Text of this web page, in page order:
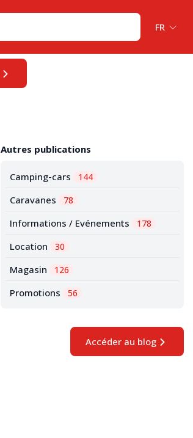
FR
Autres publications
Camping-cars 144
Caravanes 78
Informations / Evénements 178
Location 30
Magasin 126
Promotions 56
Accéder au blog